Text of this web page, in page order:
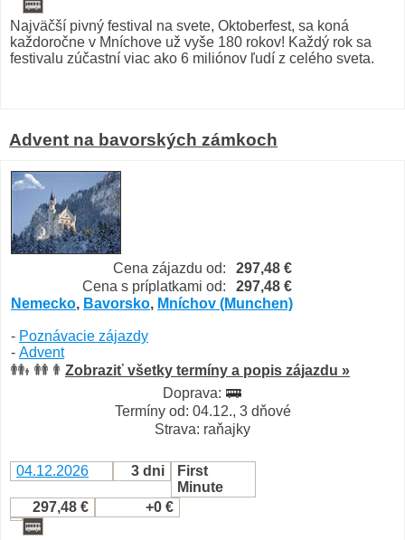
Najväčší pivný festival na svete, Oktoberfest, sa koná
každoročne v Mníchove už vyše 180 rokov! Každý rok sa
festivalu zúčastní viac ako 6 miliónov ľudí z celého sveta.
Advent na bavorských zámkoch
Cena zájazdu od:
297,48 €
Cena s príplatkami od:
297,48 €
Nemecko, Bavorsko, Mníchov (Munchen)
- Poznávacie zájazdy
- Advent
Zobraziť všetky termíny a popis zájazdu »
Doprava:
Termíny od: 04.12., 3 dňové
Strava: raňajky
04.12.2026 3 dni
First
Minute
297,48 €
+0 €